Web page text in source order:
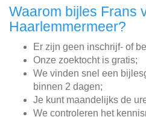
Waarom bijles Frans
Haarlemmermeer?
Er zijn geen inschrijf- of
Onze zoektocht is gratis;
We vinden snel een
binnen 2 dagen;
Je kunt maandelijks de
We controleren het